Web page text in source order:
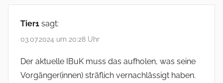
Tier1 sagt:
03.07.2024 um 20:28 Uhr
Der aktuelle IBuK muss das aufholen, was seine
Vorgänger(innen) sträflich vernachlässigt haben.